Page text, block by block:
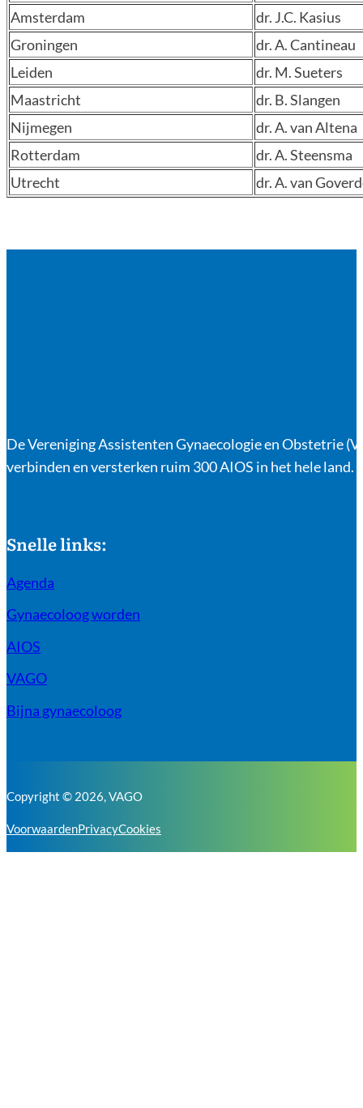
Amsterdam
dr. J.C. Kasius
Groningen
dr. A. Cantineau
Leiden
dr. M. Sueters
Maastricht
dr. B. Slangen
Nijmegen
dr. A. van Altena
Rotterdam
dr. A. Steensma
Utrecht
dr. A. van
De Vereniging Assistenten Gynaecologie en Obstetrie
verbinden en versterken ruim 300 AIOS in het hele land.
Snelle links:
Agenda
Gynaecoloog worden
AIOS
VAGO
Bijna gynaecoloog
Copyright © 2026, VAGO
VoorwaardenPrivacyCookies